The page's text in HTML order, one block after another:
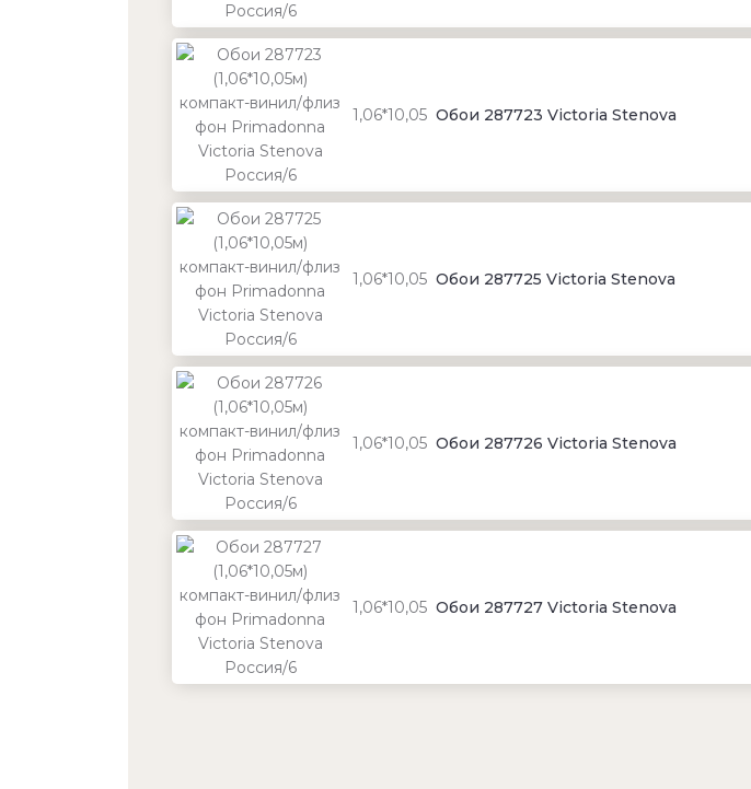
1,06*10,05 Обои 287723 Victoria Stenova
1,06*10,05 Обои 287725 Victoria Stenova
1,06*10,05 Обои 287726 Victoria Stenova
1,06*10,05 Обои 287727 Victoria Stenova